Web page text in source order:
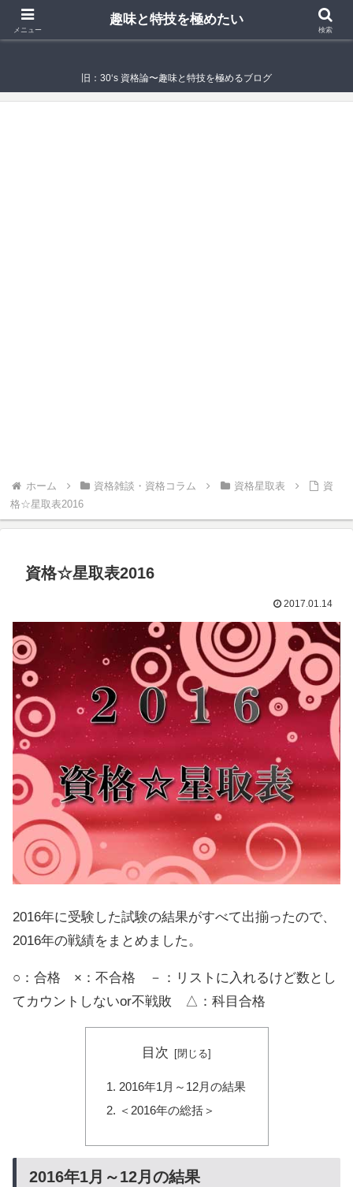
趣味と特技を極めたい
旧：30‘s 資格論〜趣味と特技を極めるブログ
ホーム 資格雑談・資格コラム 資格星取表
資
格☆星取表2016
資格☆星取表2016
2017.01.14
2016年に受験した試験の結果がすべて出揃ったので、
2016年の戦績をまとめました。
○：合格 ×：不合格 －：リストに入れるけど数とし
てカウントしないor不戦敗 △：科目合格
目次
2016年1月～12月の結果
＜2016年の総括＞
2016年1月～12月の結果
メニュー
趣味と特技を極めたい
検索